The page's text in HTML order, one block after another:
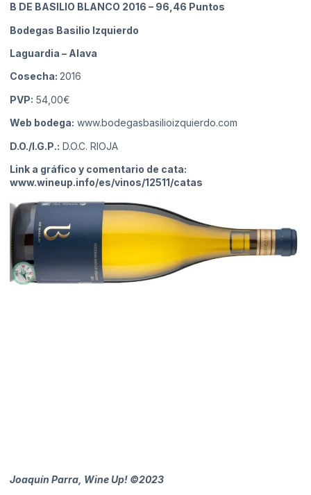
B DE BASILIO BLANCO 2016 – 96,46 Puntos
Bodegas Basilio Izquierdo
Laguardia – Alava
Cosecha: 2016
PVP: 54,00€
Web bodega: www.bodegasbasilioizquierdo.com
D.O./I.G.P.: D.O.C. RIOJA
Link a gráfico y comentario de cata:
www.wineup.info/es/vinos/12511/catas
Joaquín Parra, Wine Up! ©2023